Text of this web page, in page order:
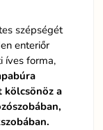
szépségét
enteriőr
íves forma,
a